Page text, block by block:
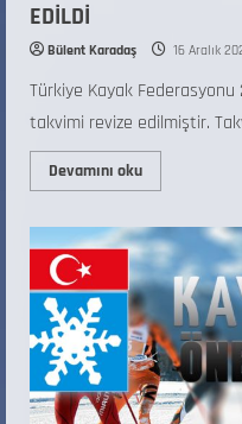
EDİLDİ
Bülent Karadaş 16 Aralık
Türkiye Kayak
takvimi revize edilmiştir.
Devamını oku